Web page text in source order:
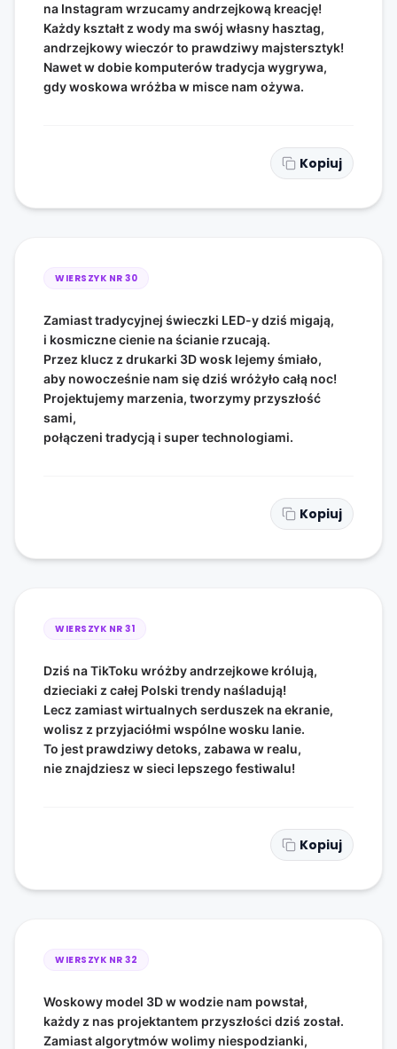
na Instagram wrzucamy andrzejkową kreację!
Każdy kształt z wody ma swój własny hasztag,
andrzejkowy wieczór to prawdziwy majstersztyk!
Nawet w dobie komputerów tradycja wygrywa,
gdy woskowa wróżba w misce nam ożywa.
Kopiuj
WIERSZYK NR 30
Zamiast tradycyjnej świeczki LED-y dziś migają,
i kosmiczne cienie na ścianie rzucają.
Przez klucz z drukarki 3D wosk lejemy śmiało,
aby nowocześnie nam się dziś wróżyło całą noc!
Projektujemy marzenia, tworzymy przyszłość
sami,
połączeni tradycją i super technologiami.
Kopiuj
WIERSZYK NR 31
Dziś na TikToku wróżby andrzejkowe królują,
dzieciaki z całej Polski trendy naśladują!
Lecz zamiast wirtualnych serduszek na ekranie,
wolisz z przyjaciółmi wspólne wosku lanie.
To jest prawdziwy detoks, zabawa w realu,
nie znajdziesz w sieci lepszego festiwalu!
Kopiuj
WIERSZYK NR 32
Woskowy model 3D w wodzie nam powstał,
każdy z nas projektantem przyszłości dziś został.
Zamiast algorytmów wolimy niespodzianki,